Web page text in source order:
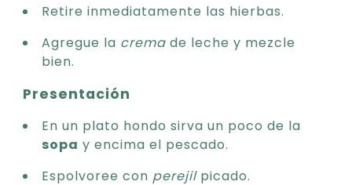
Retire inmediatamente las hierbas.
Agregue la crema de leche y mezcle
bien.
Presentación
En un plato hondo sirva un poco de la
sopa y encima el pescado.
Espolvoree con perejilpicado.